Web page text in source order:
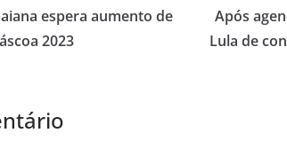
espera aumento de
2023
Após
Lula de